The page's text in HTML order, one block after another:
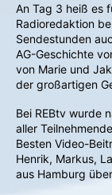
An Tag 3 heiß es
Radioredaktion
Sendestunden
AG-Geschichte
von Marie und
der großartigen
Bei REBtv wurde
aller
Besten Video-
Henrik, Markus,
aus Hamburg